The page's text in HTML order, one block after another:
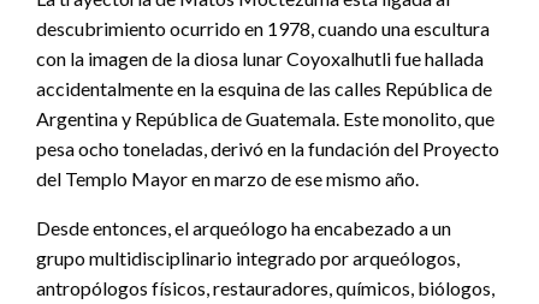
descubrimiento ocurrido en 1978, cuando una escultura
con la imagen de la diosa lunar Coyoxalhutli fue hallada
accidentalmente en la esquina de las calles República de
Argentina y República de Guatemala. Este monolito, que
pesa ocho toneladas, derivó en la fundación del Proyecto
del Templo Mayor en marzo de ese mismo año.
Desde entonces, el arqueólogo ha encabezado a un
grupo multidisciplinario integrado por arqueólogos,
antropólogos físicos, restauradores, químicos, biólogos,